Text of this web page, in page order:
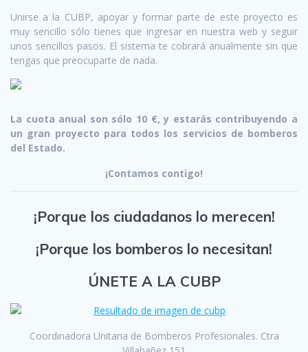
Unirse a la CUBP, apoyar y formar parte de este proyecto es
muy sencillo sólo tienes que ingresar en nuestra web y seguir
unos sencillos pasos. El sistema te cobrará anualmente sin que
tengas que preocuparte de nada.
La cuota anual son sólo 10 €, y estarás contribuyendo a
un gran proyecto para todos los servicios de bomberos
del Estado.
¡Contamos contigo!
¡Porque los ciudadanos lo merecen!
¡Porque los bomberos lo necesitan!
ÚNETE A LA CUBP
Coordinadora Unitaria de Bomberos Profesionales. Ctra